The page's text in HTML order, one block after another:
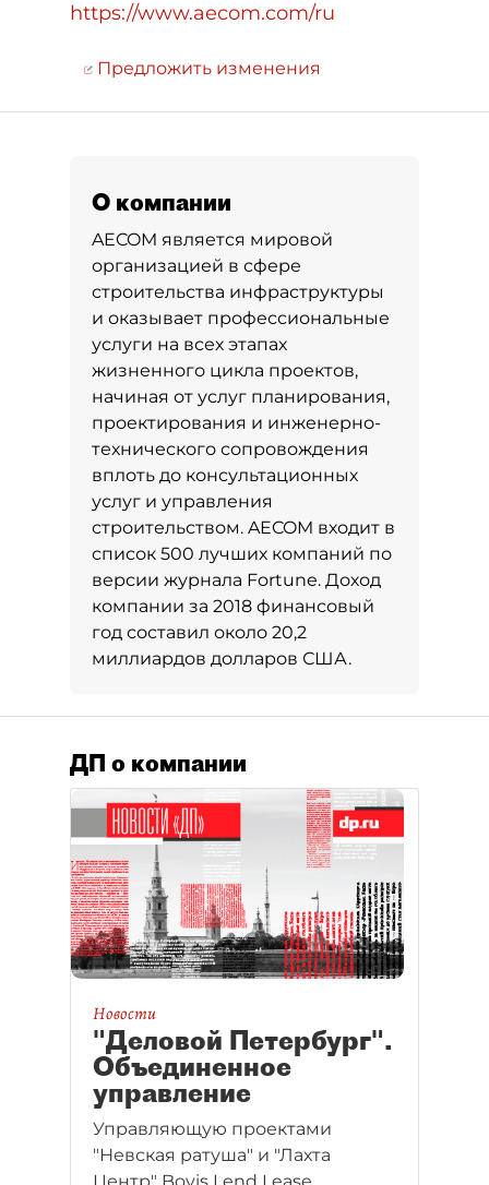
https://www.aecom.com/ru
Предложить изменения
О компании
AECOM является мировой
организацией в сфере
строительства инфраструктуры
и оказывает профессиональные
услуги на всех этапах
жизненного цикла проектов,
начиная от услуг планирования,
проектирования и инженерно-
технического сопровождения
вплоть до консультационных
услуг и управления
строительством. AECOM входит в
список 500 лучших компаний по
версии журнала Fortune. Доход
компании за 2018 финансовый
год составил около 20,2
миллиардов долларов США.
ДП о компании
Новости
"Деловой Петербург".
Объединенное
управление
Управляющую проектами
"Невская ратуша" и "Лахта